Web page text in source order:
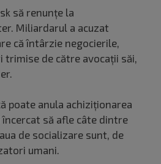
să renunțe la
Miliardarul a acuzat
că întârzie negocierile,
de către avocații săi,
poate anula achiziționarea
să afle câte dintre
de socializare sunt, de
umani.